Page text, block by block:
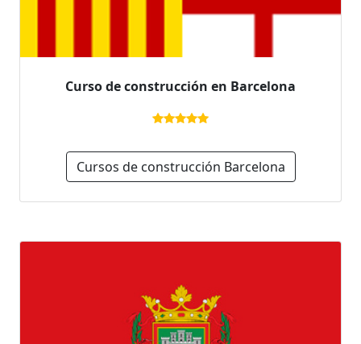
Curso de construcción en Barcelona
Cursos de construcción Barcelona